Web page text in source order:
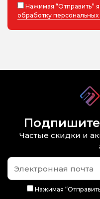
Нажимая “Отправить”
обработку
Частые скидки и
Нажимая